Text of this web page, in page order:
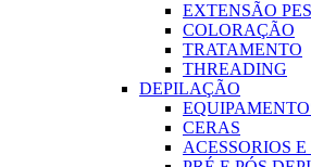
EXTENSÃO
COLORAÇÃO
TRATAMENTO
THREADING
DEPILAÇÃO
CERAS
ACESSORIOS